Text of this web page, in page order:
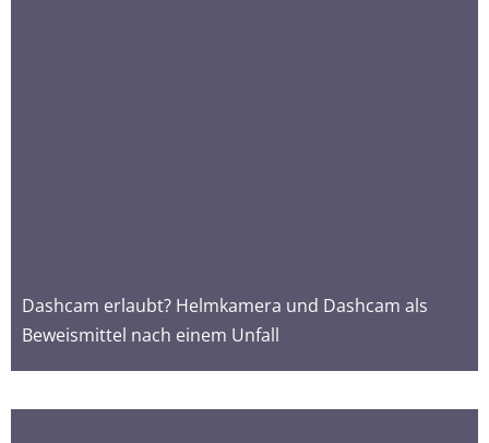
Dashcam erlaubt? Helmkamera und Dashcam als
Beweismittel nach einem Unfall